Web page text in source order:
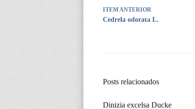
ITEM ANTERIOR
Cedrela odorata L.
Posts relacionados
Dinizia excelsa Ducke